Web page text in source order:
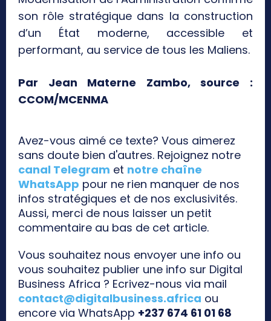
son rôle stratégique dans la construction
d’un État moderne, accessible et
performant, au service de tous les Maliens.
Par Jean Materne Zambo, source :
CCOM/MCENMA
Avez-vous aimé ce texte? Vous aimerez
sans doute bien d'autres. Rejoignez notre
canal Telegram et notre chaîne
WhatsApp pour ne rien manquer de nos
infos stratégiques et de nos exclusivités.
Aussi, merci de nous laisser un petit
commentaire au bas de cet article.
Vous souhaitez nous envoyer une info ou
vous souhaitez publier une info sur Digital
Business Africa ? Ecrivez-nous via mail
contact@digitalbusiness.africa ou
encore via WhatsApp +237 674 61 01 68